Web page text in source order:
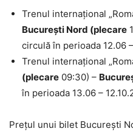
Trenul internațional
București Nord (plecare
circulă în perioada 12.06
Trenul internațional
(plecare 09:30) –
în perioada 13.06 –
Prețul unui bilet București